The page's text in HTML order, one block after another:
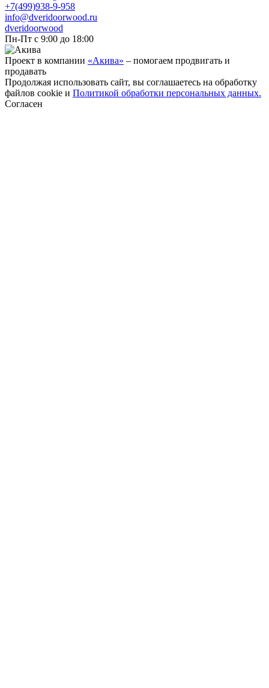
+7(499)938-9-958
info@dveridoorwood.ru
dveridoorwood
Пн-Пт с 9:00 до 18:00
Проект в компании «Акива» – помогаем продвигать и
продавать
Продолжая использовать сайт, вы соглашаетесь на обработку
файлов cookie и Политикой обработки персональных данных.
Согласен